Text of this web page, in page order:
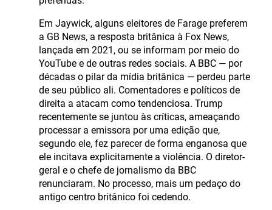
Em Jaywick, alguns eleitores de Farage preferem
a GB News, a resposta britânica à Fox News,
lançada em 2021, ou se informam por meio do
YouTube e de outras redes sociais. A BBC — por
décadas o pilar da mídia britânica — perdeu parte
de seu público ali. Comentadores e políticos de
direita a atacam como tendenciosa. Trump
recentemente se juntou às críticas, ameaçando
processar a emissora por uma edição que,
segundo ele, fez parecer de forma enganosa que
ele incitava explicitamente a violência. O diretor-
geral e o chefe de jornalismo da BBC
renunciaram. No processo, mais um pedaço do
antigo centro britânico foi cedendo.